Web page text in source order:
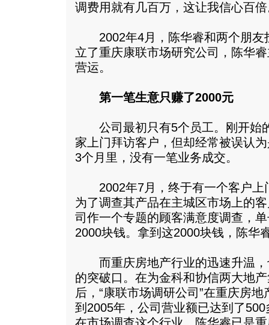
调费用就有几百万，这让我信心百倍
2002年4月，陈华睿和两个朋友
立了重庆康联市场研究公司，陈华
营运。
第一笔生意只赚了2000元
公司最初只有5个员工。刚开始
家上门拜访客户，但却经常被误认
3个月里，没有一笔业务成交。
2002年7月，终于有一个客户上
为了调查其产品在主城区市场上的
司作一个专题的顾客满意度调查，
2000块钱。拿到这2000块钱，陈华
而重庆房地产行业的迅速升温，
的突破口。在为金科和协信两大地
后，“康联市场调研公司”在重庆房
到2005年，公司营业额已达到了